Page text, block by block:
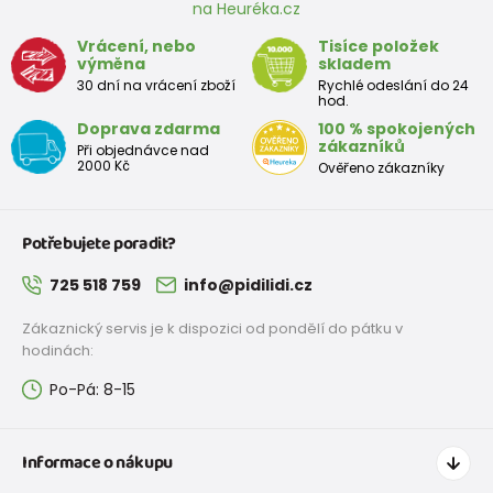
potřebujete.
Náš výpočet je počítán i s nadměrkem, který je pro Vás
tak důležitým faktorem správné a vhodné velikost
orientační Velikostní tabulka:
Velikost
EU
18 19 20 21 22
Rozměr
mm
Botky pro předškoláka
na Heuréka.cz
Vrácení, nebo
výměna
30 dní na vrácení zboží
Tisíce položek
skladem
Rychlé odeslání do 24
hod.
Doprava zdarma
Při objednávce nad
2000 Kč
100 % spokojených
zákazníků
Ověřeno zákazníky
Potřebujete poradit?
725 518 759 info@pidilidi.cz
Zákaznický servis je k dispozici od pondělí do pátku v
hodinách:
Po-Pá: 8-15
Informace o nákupu